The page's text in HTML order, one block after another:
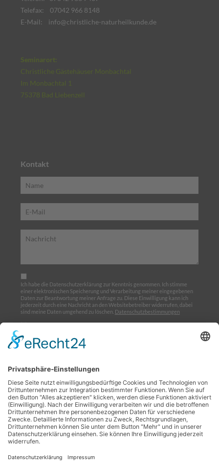
Telefax: 07042 966 8148
E-Mail: info@christliche-naturheilkunde.de
Seminarort:
Christliche Gästehäuser Monbachtal
Im Monbachtal 1
75378 Bad Liebenzell
Kontakt
Ich habe die Datenschutzerklärung zur Kenntnis genommen. Ich stimme
einer elektronischen Speicherung und Verarbeitung meiner eingegebenen
Daten zur Beantwortung meiner Anfrage zu. Diese Einwilligung kann ich
jederzeit durch eine Nachricht an den Websitebetreiber widerrufen, dabei
sind meine Daten umgehend zu löschen. Datenschutzbestimmungen
Home
Über uns
Ausbildung
Termine
Links